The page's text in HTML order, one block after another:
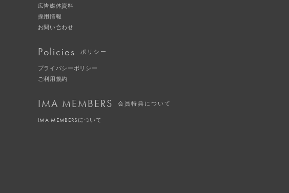
広告媒体資料
採用情報
お問い合わせ
Policies ポリシー
プライバシーポリシー
ご利用規約
IMA MEMBERS 会員特典について
IMA MEMBERSについて